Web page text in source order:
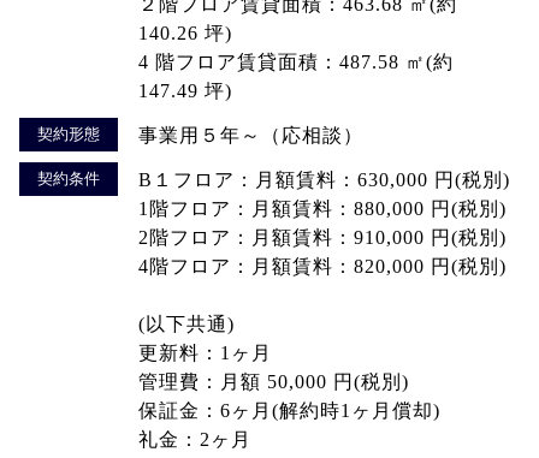
140.26 坪)
4 階フロア賃貸面積：487.58 ㎡(約
147.49 坪)
契約形態 事業用５年～（応相談）
契約条件
B１フロア：月額賃料：630,000 円(税別)
1階フロア：月額賃料：880,000 円(税別)
2階フロア：月額賃料：910,000 円(税別)
4階フロア：月額賃料：820,000 円(税別)
(以下共通)
更新料：1ヶ月
管理費：月額 50,000 円(税別)
保証金：6ヶ月(解約時1ヶ月償却)
礼金：2ヶ月